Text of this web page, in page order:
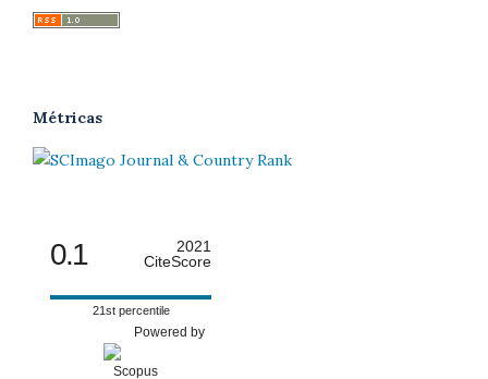
Métricas
0.1
2021
CiteScore
21st percentile
Powered by